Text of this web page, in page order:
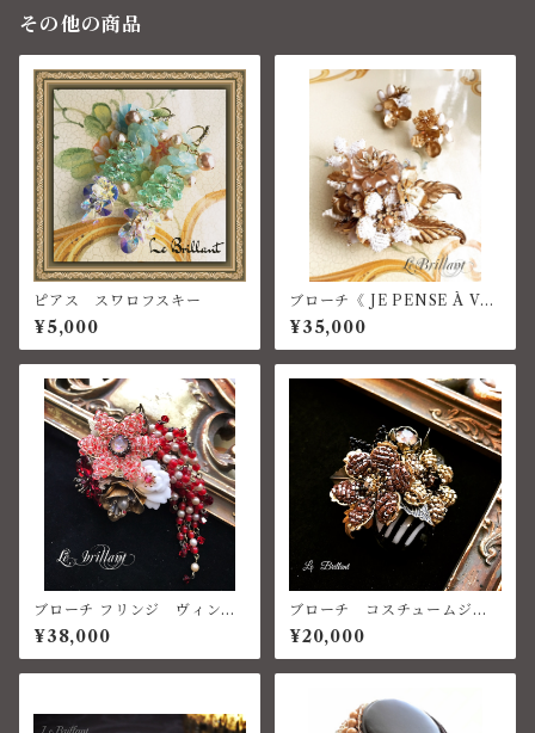
その他の商品
ピアス スワロフスキー
¥5,000
ブローチ《 JE PENSE À VO
US 》コスチュームジュエリー
¥35,000
ブローチ フリンジ ヴィンテ
ージ
¥38,000
ブローチ コスチュームジュ
エリー ベネチアン
¥20,000